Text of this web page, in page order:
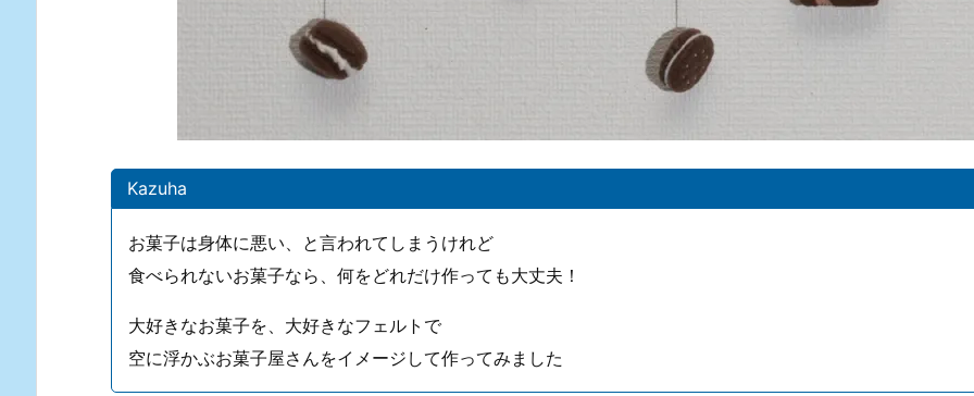
Kazuha
お菓子は身体に悪い、と言われてしまうけれど
食べられないお菓子なら、何をどれだけ作っても大丈夫！
大好きなお菓子を、大好きなフェルトで
空に浮かぶお菓子屋さんをイメージして作ってみました